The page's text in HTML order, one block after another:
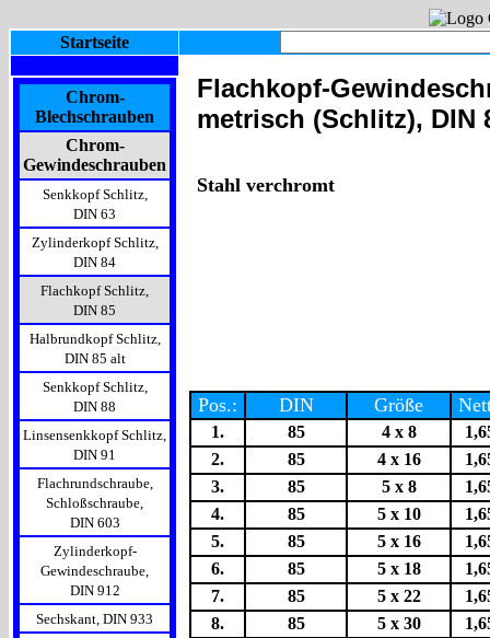
Startseite
Chrom-
Blechschrauben
Chrom-
Gewindeschrauben
Senkkopf Schlitz,
DIN 63
Zylinderkopf Schlitz,
DIN 84
Flachkopf Schlitz,
DIN 85
Halbrundkopf Schlitz,
DIN 85 alt
Senkkopf Schlitz,
DIN 88
Linsensenkkopf Schlitz,
DIN 91
Flachrundschraube,
Schloßschraube,
DIN 603
Zylinderkopf-
Gewindeschraube,
DIN 912
Sechskant, DIN 933
Flachkopf-
metrisch (Schlitz), DIN
Stahl verchromt
Pos.: DIN Größe
1. 85 4 x 8
2.
85 4 x 16
3.
85 5 x 8
4.
85 5 x 10
5.
85 5 x 16
6.
85 5 x 18
7.
85 5 x 22
8.
85 5 x 30